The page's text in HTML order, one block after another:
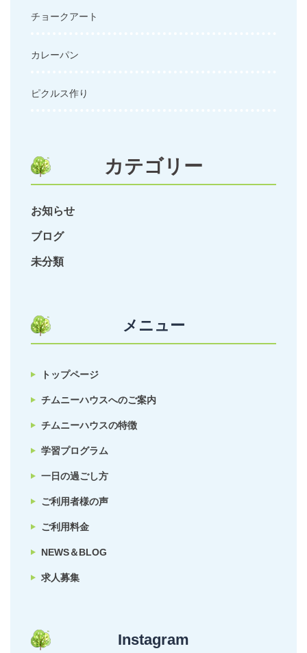
チョークアート
カレーパン
ピクルス作り
カテゴリー
お知らせ
ブログ
未分類
メニュー
トップページ
チムニーハウスへのご案内
チムニーハウスの特徴
学習プログラム
一日の過ごし方
ご利用者様の声
ご利用料金
NEWS＆BLOG
求人募集
Instagram